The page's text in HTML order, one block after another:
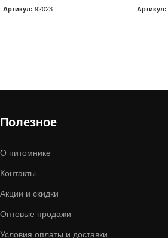
Артикул: 92023 Артикул:
Полезное
О питомнике
Контакты
Акции и скидки
Оптовые продажи
Условия оплаты и доставки